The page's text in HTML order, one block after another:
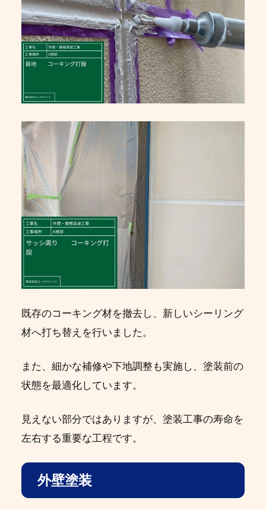
既存のコーキング材を撤去し、新しいシーリング
材へ打ち替えを行いました。
また、細かな補修や下地調整も実施し、塗装前の
状態を最適化しています。
見えない部分ではありますが、塗装工事の寿命を
左右する重要な工程です。
外壁塗装